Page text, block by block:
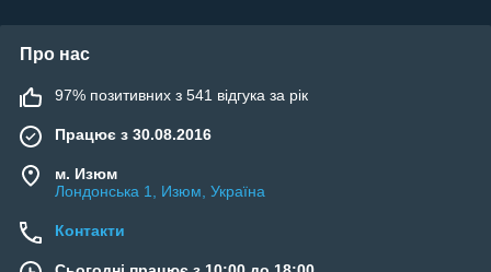
Про нас
97% позитивних з 541 відгука за рік
Працює з 30.08.2016
м. Изюм
Лондонська 1, Изюм, Україна
Контакти